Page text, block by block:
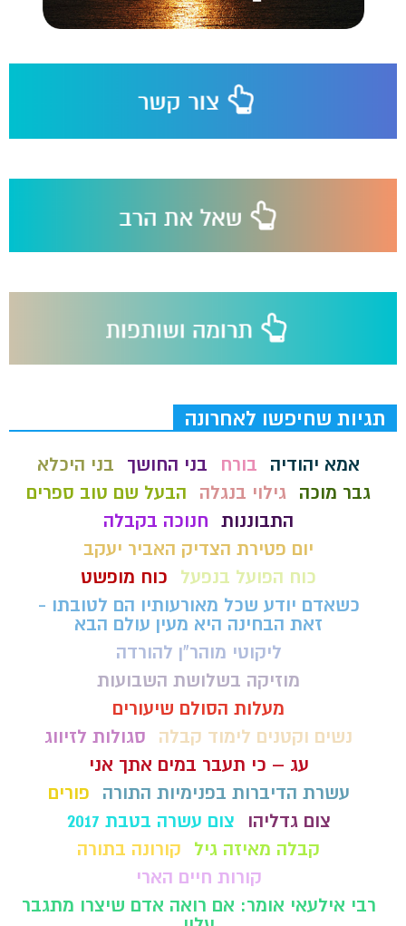
תגיות שחיפשו לאחרונה
אמא יהודיה בורח בני החושך
בני היכלא
גבר מוכה גילוי בנגלה
הבעל שם טוב ספרים
התבוננות חנוכה בקבלה
יום פטירת הצדיק האביר יעקב
כוח הפועל בנפעל
כוח מופשט
כשאדם יודע שכל מאורעותיו הם לטובתו -
זאת הבחינה היא מעין עולם הבא
ליקוטי מוהר"ן להורדה
מוזיקה בשלושת השבועות
מעלות הסולם שיעורים
נשים וקטנים לימוד קבלה
סגולות לזיווג
עג – כי תעבר במים אתך אני
עשרת הדיברות בפנימיות התורה
פורים
צום גדליהו
צום עשרה בטבת 2017
קבלה מאיזה גיל
קורונה בתורה
קורות חיים הארי
רבי אילעאי אומר: אם רואה אדם שיצרו מתגבר